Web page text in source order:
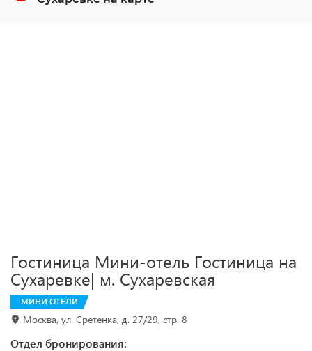
Гостиница Мини-отель Гостиница на
Сухаревке| м. Сухаревская
МИНИ ОТЕЛИ
Москва, ул. Сретенка, д. 27/29, стр. 8
Отдел бронирования: